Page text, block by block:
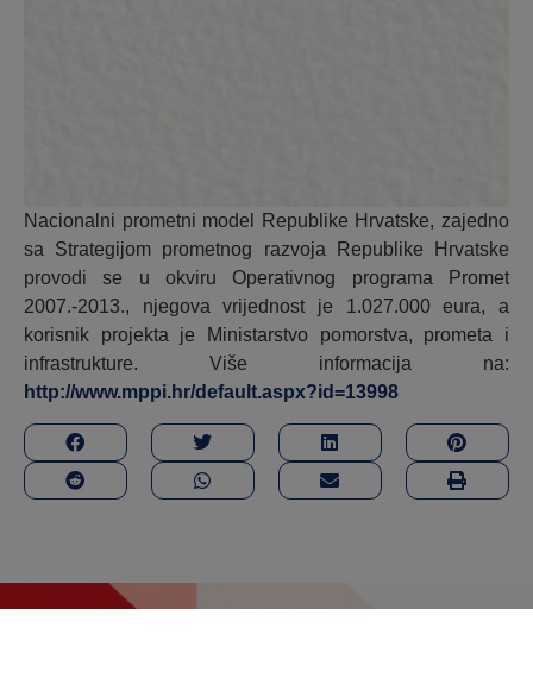
Nacionalni prometni model Republike Hrvatske, zajedno
sa Strategijom prometnog razvoja Republike Hrvatske
provodi se u okviru Operativnog programa Promet
2007.-2013., njegova vrijednost je 1.027.000 eura, a
korisnik projekta je Ministarstvo pomorstva, prometa i
infrastrukture. Više informacija na:
http://www.mppi.hr/default.aspx?id=13998